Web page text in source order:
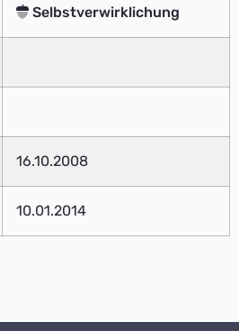
Selbstverwirklichung
16.10.2008
10.01.2014